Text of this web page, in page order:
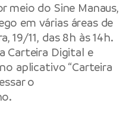
meio do Sine Manaus,
em várias áreas de
19/11, das 8h às 14h.
Carteira Digital e
aplicativo “Carteira
o
.